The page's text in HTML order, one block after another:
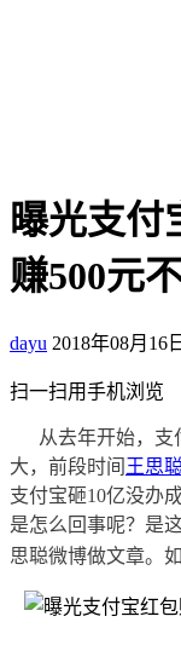
曝光支付
赚500元
dayu 2018年08月16日
扫一扫用手机浏览
从去年开始，支
大，前段时间 王思聪
支付宝砸10亿没办
是怎么回事呢？是
思聪微博做文章。